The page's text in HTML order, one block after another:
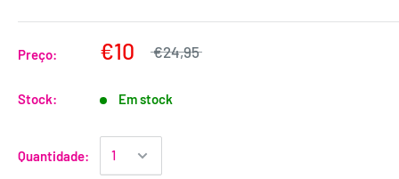
Preço: €10 €24,95
Stock: Em stock
Quantidade: